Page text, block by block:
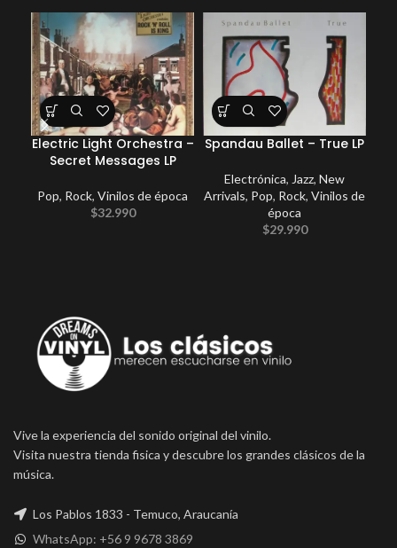
Electric Light Orchestra –
Secret Messages LP
Pop, Rock, Vinilos de época
$32.990
Spandau Ballet – True LP
Electrónica, Jazz, New
Arrivals, Pop, Rock, Vinilos de
época
$29.990
Vive la experiencia del sonido original del vinilo.
Visita nuestra tienda fisica y descubre los grandes clásicos de la
música.
Los Pablos 1833 - Temuco, Araucanía
WhatsApp: +56 9 9678 3869